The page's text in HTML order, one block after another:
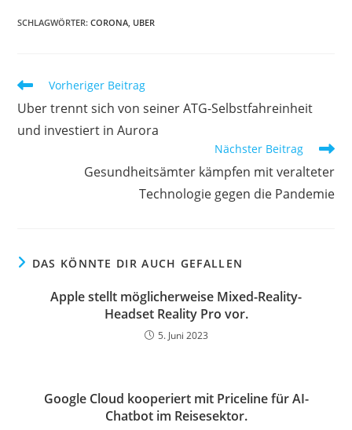
SCHLAGWÖRTER:CORONA, UBER
Vorheriger Beitrag
Uber trennt sich von seiner ATG-Selbstfahreinheit
und investiert in Aurora
Nächster Beitrag
Gesundheitsämter kämpfen mit veralteter
Technologie gegen die Pandemie
DAS KÖNNTE DIR AUCH GEFALLEN
Apple stellt möglicherweise Mixed-Reality-
Headset Reality Pro vor.
5. Juni 2023
Google Cloud kooperiert mit Priceline für AI-
Chatbot im Reisesektor.